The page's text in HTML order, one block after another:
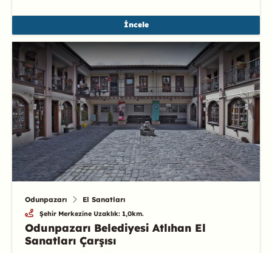
İncele
Odunpazarı El Sanatları
Şehir Merkezine Uzaklık: 1,0km.
Odunpazarı Belediyesi Atlıhan El
Sanatları Çarşısı